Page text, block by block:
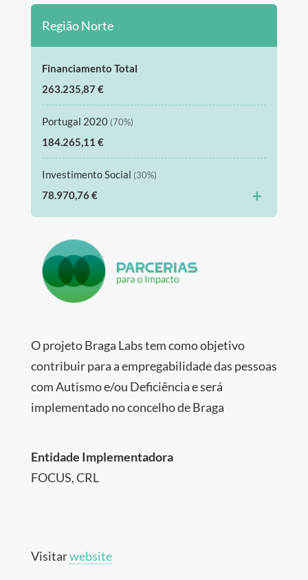
Região Norte
Financiamento Total
263.235,87 €
Portugal 2020 (70%)
184.265,11 €
Investimento Social (30%)
78.970,76 € +
O projeto Braga Labs tem como objetivo
contribuir para a empregabilidade das pessoas
com Autismo e/ou Deficiência e será
implementado no concelho de Braga
Entidade Implementadora
FOCUS, CRL
Visitarwebsite